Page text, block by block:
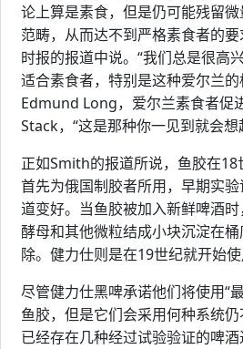
论上算是素食，但是仍可能残留
范畴，从而达不到严格素食者的
时报的报道中说。“我们总是很高
适合素食者，特别是这种爱尔兰的
Edmund Long，爱尔兰素食者促
Stack，“这是那种你一见到就会
正如Smith的报道所说，鱼胶在18
首先为俄国制胶者所用，早期实
道变好。当鱼胶被加入新鲜啤酒
酵母和其他微粒结成小块沉淀在
除。健力仕则是在19世纪就开始使
尽管健力仕黑啤承诺他们将使用“
鱼胶，但是它们会采用何种系统
已经存在几种经过试验验证的啤